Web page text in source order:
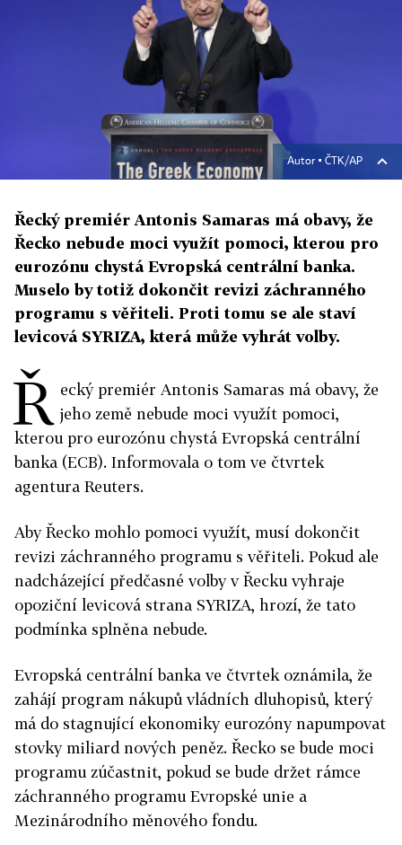
Autor ▪ ČTK/AP
Řecký premiér Antonis Samaras má obavy, že
Řecko nebude moci využít pomoci, kterou pro
eurozónu chystá Evropská centrální banka.
Muselo by totiž dokončit revizi záchranného
programu s věřiteli. Proti tomu se ale staví
levicová SYRIZA, která může vyhrát volby.
Ř ecký premiér Antonis Samaras má obavy, že
jeho země nebude moci využít pomoci,
kterou pro eurozónu chystá Evropská centrální
banka (ECB). Informovala o tom ve čtvrtek
agentura Reuters.
Aby Řecko mohlo pomoci využít, musí dokončit
revizi záchranného programu s věřiteli. Pokud ale
nadcházející předčasné volby v Řecku vyhraje
opoziční levicová strana SYRIZA, hrozí, že tato
podmínka splněna nebude.
Evropská centrální banka ve čtvrtek oznámila, že
zahájí program nákupů vládních dluhopisů, který
má do stagnující ekonomiky eurozóny napumpovat
stovky miliard nových peněz. Řecko se bude moci
programu zúčastnit, pokud se bude držet rámce
záchranného programu Evropské unie a
Mezinárodního měnového fondu.